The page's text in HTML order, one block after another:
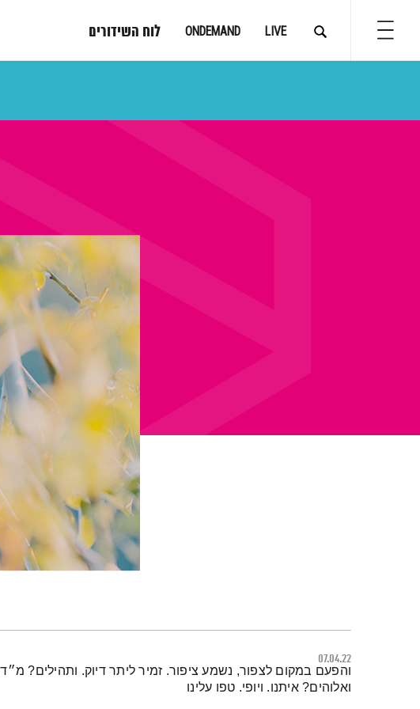
LIVE
ONDEMAND לוח השידורים
07.04.22
תמצית הפודקאסט
והפעם במקום לצפור, נשמע ציפור. זמיר ליתר דיוק. ותהילים?
ואלוהים? איתנו. ויופי. טפו עלינו